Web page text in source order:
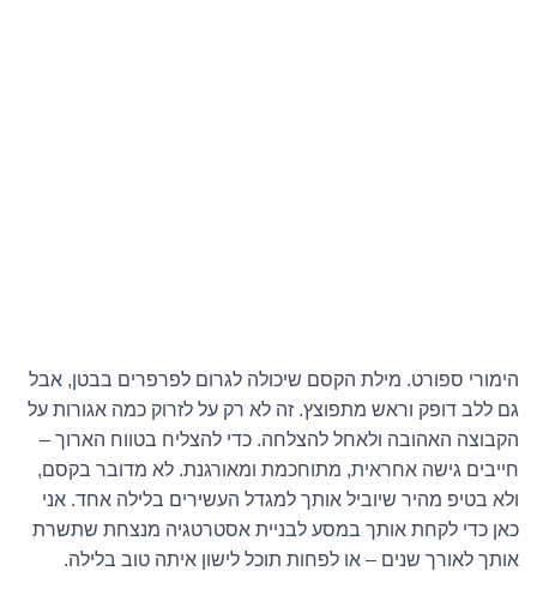
הימורי ספורט. מילת הקסם שיכולה לגרום לפרפרים בבטן, אבל
גם ללב דופק וראש מתפוצץ. זה לא רק על לזרוק כמה אגורות על
הקבוצה האהובה ולאחל להצלחה. כדי להצליח בטווח הארוך –
חייבים גישה אחראית, מתוחכמת ומאורגנת. לא מדובר בקסם,
ולא בטיפ מהיר שיוביל אותך למגדל העשירים בלילה אחד. אני
כאן כדי לקחת אותך במסע לבניית אסטרטגיה מנצחת שתשרת
אותך לאורך שנים – או לפחות תוכל לישון איתה טוב בלילה.